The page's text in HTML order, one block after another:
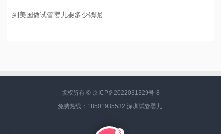
到美国做试管婴儿要多少钱呢
版权所有 © 京ICP备2022031329号-8
免费热线：18501935532 深圳试管婴儿
3